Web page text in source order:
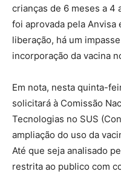
crianças de 6 meses a 4
foi aprovada pela Anvisa
liberação, há um
incorporação da vacina
Em nota, nesta quinta-
solicitará à Comissão
Tecnologias no SUS
ampliação do uso da
Até que seja analisado
restrita ao publico com